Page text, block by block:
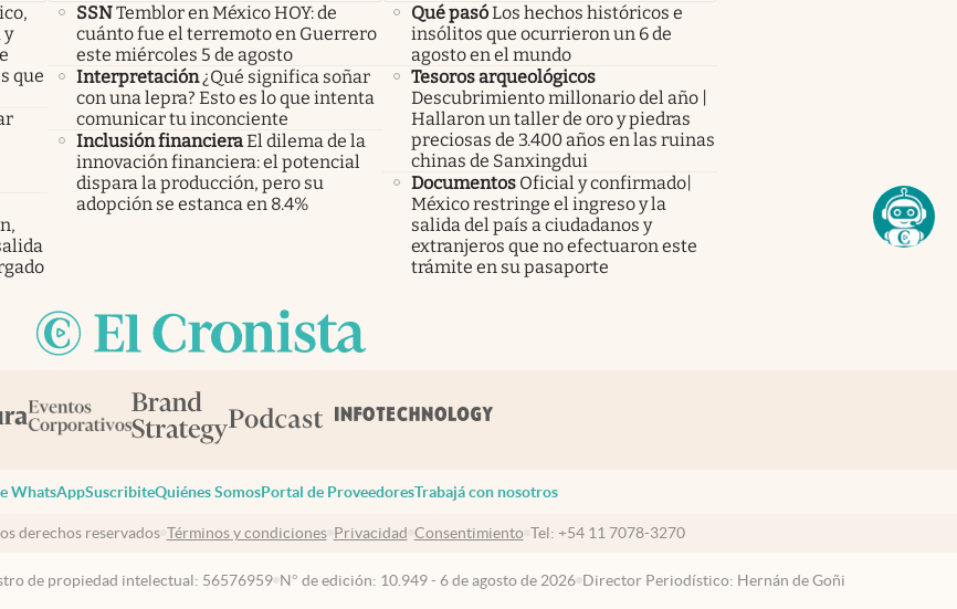
y
que
SSNTemblor en México HOY: de
cuánto fue el terremoto en Guerrero
este miércoles 5 de agosto
Interpretación ¿Qué significa soñar
con una lepra? Esto es lo que intenta
comunicar tu inconciente
Inclusión financieraEl dilema de la
innovación financiera: el potencial
dispara la producción, pero su
adopción se estanca en 8.4%
Qué pasóLos hechos históricos e
insólitos que ocurrieron un 6 de
agosto en el mundo
Tesoros arqueológicos
Descubrimiento millonario del año |
Hallaron un taller de oro y piedras
preciosas de 3.400 años en las ruinas
chinas de Sanxingdui
Documentos Oficial y confirmado|
México restringe el ingreso y la
salida del país a ciudadanos y
extranjeros que no efectuaron este
trámite en su pasaporte
WhatsAppSuscribiteQuiénes SomosPortal de ProveedoresTrabajá con nosotros
derechos reservados Términos y condiciones Privacidad Consentimiento Tel: +54 11 7078-3270
de propiedad intelectual: 56576959 N° de edición: 10.949 - 6 de agosto de 2026 Director Periodístico: Hernán de Goñi